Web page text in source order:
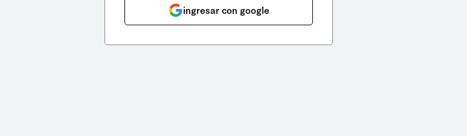
ingresar con google